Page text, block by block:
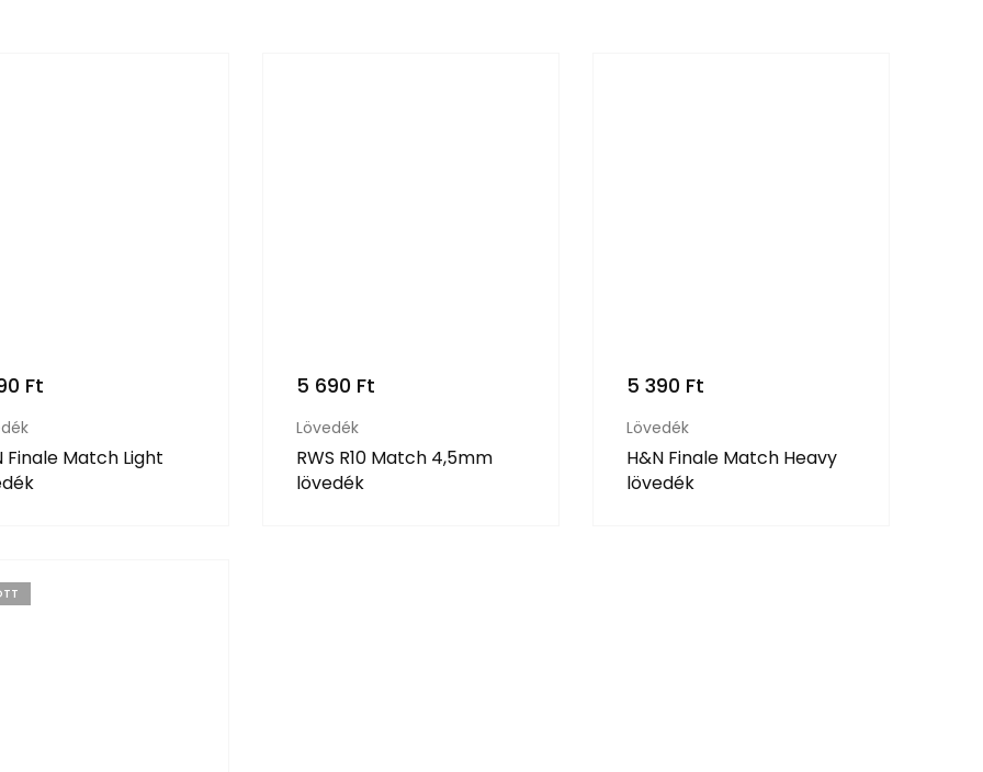
Ft
Finale Match Light
5 690 Ft
Lövedék
RWS R10 Match 4,5mm
lövedék
5 390 Ft
Lövedék
H&N Finale Match Heavy
lövedék